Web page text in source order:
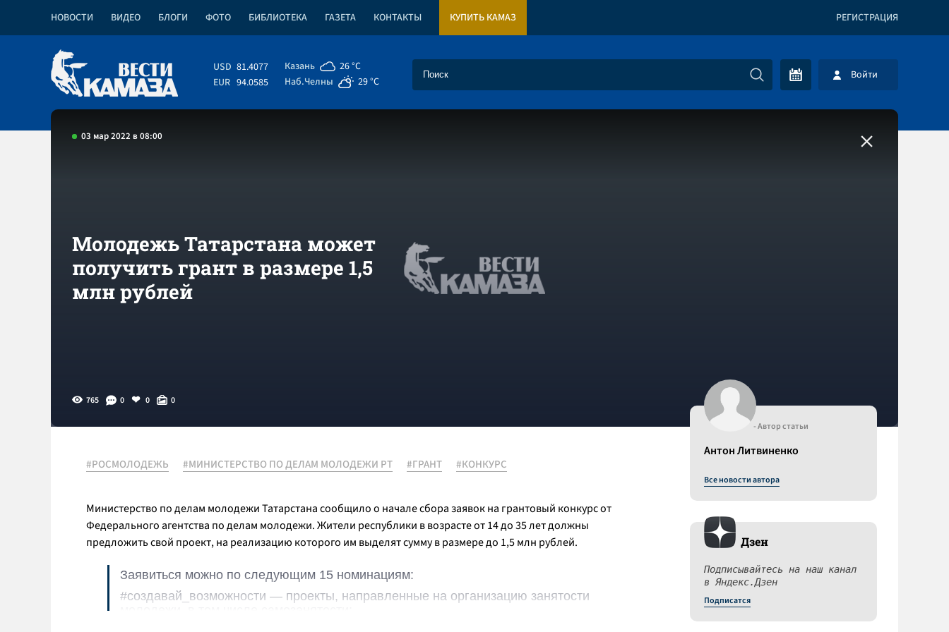
НОВОСТИ ВИДЕО БЛОГИ ФОТО БИБЛИОТЕКА ГАЗЕТА КОНТАКТЫ КУПИТЬ КАМАЗ РЕГИСТРАЦИЯ
USD 81.4077
EUR 94.0585
Казань
26 °C
Наб.Челны
29 °C Войти
03 мар 2022 в 08:00
Молодежь Татарстана может
получить грант в размере 1,5
млн рублей
765 0 0 0
#РОСМОЛОДЕЖЬ #МИНИСТЕРСТВО ПО ДЕЛАМ МОЛОДЕЖИ РТ #ГРАНТ #КОНКУРС
Министерство по делам молодежи Татарстана сообщило о начале сбора заявок на грантовый конкурс от
Федерального агентства по делам молодежи. Жители республики в возрасте от 14 до 35 лет должны
предложить свой проект, на реализацию которого им выделят сумму в размере до 1,5 млн рублей.
Заявиться можно по следующим 15 номинациям:
#создавай_возможности — проекты, направленные на организацию занятости
- Автор статьи
Антон Литвиненко
Все новости автора
Дзен
Подписывайтесь на наш канал
в Яндекс.Дзен
Подписатся